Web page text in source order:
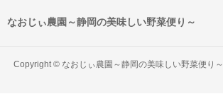
なおじぃ農園～静岡の美味しい野菜便り～
Copyright © なおじぃ農園～静岡の美味しい野菜便り～